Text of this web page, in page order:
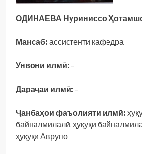
ОДИНАЕВА Нуриниссо
Мансаб: ассистенти кафедра
Унвони илмӣ: –
Дараҷаи илмӣ: –
Ҷанбаҳои фаъолияти илмӣ:
байналмилалӣ, ҳуқуқи
ҳуқуқи Аврупо